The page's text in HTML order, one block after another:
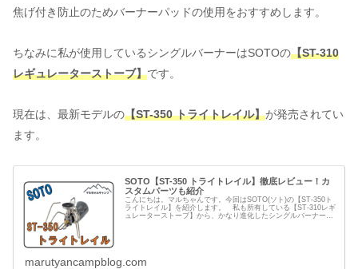
焦げ付き防止のためバーナーパッドの使用をおすすめします。
ちなみに私が使用しているシングルバーナーはSOTOの【ST-310
レギュレーターストーブ】です。
現在は、最新モデルの【ST-350 トライトレイル】が発売されてい
ます。
SOTO【ST-350 トライトレイル】徹底レビュー！カ
スタムパーツも紹介
こんにちは。マルちゃんです。今回はSOTO(ソト)の【ST-350ト
ライトレイル】を紹介します。 私も所有している【ST-310レギ
ュレーターストーブ】から、かなり進化したシングルバーナーが
marutyancampblog.com